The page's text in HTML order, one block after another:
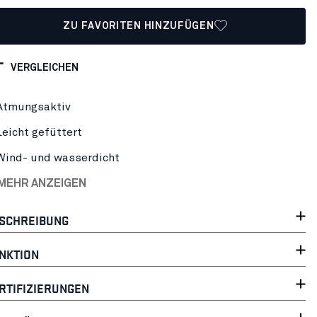
ZU FAVORITEN HINZUFÜGEN
VERGLEICHEN
gefüttert
und wasserdicht
ANZEIGEN